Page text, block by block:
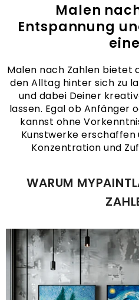
Malen
Entspannung
Malen nach Zahlen bietet
den Alltag hinter sich zu
und dabei Deiner
lassen. Egal ob Anfänger
kannst ohne
Kunstwerke erschaffen
Konzentration und
WARUM